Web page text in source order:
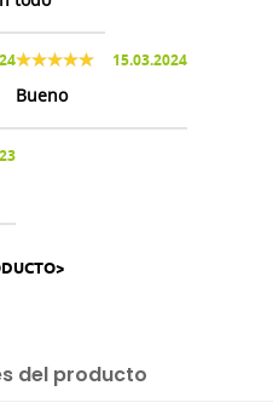
15.03.2024
Bueno
del producto